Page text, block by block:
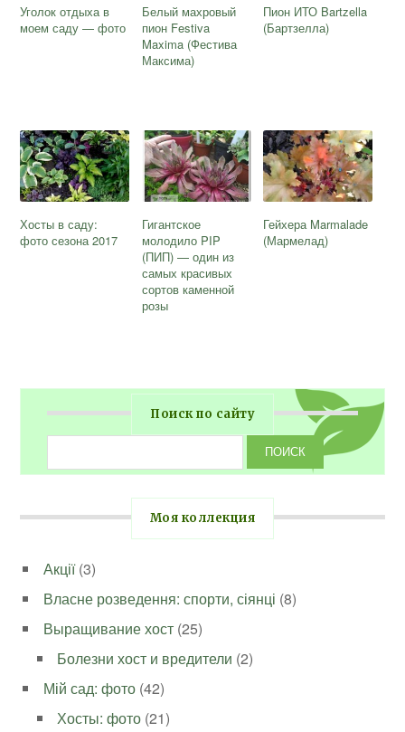
Уголок отдыха в
моем саду — фото
Белый махровый
пион Festiva
Maxima (Фестива
Максима)
Пион ИТО Bartzella
(Бартзелла)
Хосты в саду:
фото сезона 2017
Гигантское
молодило PIP
(ПИП) — один из
самых красивых
сортов каменной
розы
Гейхера Marmalade
(Мармелад)
Поиск по сайту
Моя коллекция
Акції(3)
Власне розведення: спорти, сіянці (8)
Выращивание хост (25)
Болезни хост и вредители (2)
Мій сад: фото (42)
Хосты: фото (21)